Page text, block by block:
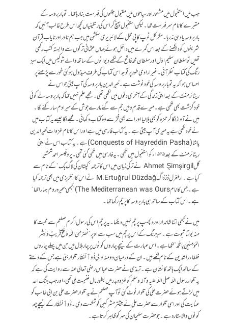
جب میں استنبول میں مشہور اور سیاحوں میں مقبول جگہوں کی فہرست بنا رہا تھا ۔ تو باربروسہ کے
مقبرے کا نام سر فہرست تھا ۔ لیکن استنبول پہنچ کر اس کی رنگینیاں کچھ اس طرح غالب آئیں کہ
باربروسہ یاد ہی نہ رہا ۔ مگر کل ٹوپ کاپی محل کے لائبریری سکشن میں جب ہم نادر اور نایاب قرآن
شریفوں کو دیکھنے کے بعد اس کمرے میں داخل ہوئے جہاں عثمانی ترکوں سے وابستہ کتب رکھی
تھیں تو سلطان سلیم اوّل اور سلطان محمد فاتح کے لکھے دیوانوں کے ساتھ والے شوکیس میں ایک سبز
رنگ کی کتاب نظر آئی ۔ غیر ارادی طور پر توجہ اس کتاب کی طرف مبذول ہو گئی غور سے پڑھنے پر
احساس ہوا کہ یہ تو باربروسہ کی خود نوشت ہے ۔ خیرالدین باربروسہ کی آپ بیتی جو اس نے
ریٹائرمنٹ کے بعد اپنی زندگی کے آخری دنوں میں لکھی تھی ۔ مجھے علم نہیں تھا کہ باربروسہ نے کوئی
خود گزشت بھی لکھی ہے ۔ میرے قدم وہیں جم سے گئے مارےجوش کے میرا دم سا رکنے لگا ۔
میں نے آواز لگا کر حمزہ کو بھی بلا لیا اور اسے بھی فخر سے وہ کتاب دکھائی۔ مجھے لگا جیسے یہ کتاب میں
نے خود لکھی ہے یہ میری آپ بیتی ہے۔ یہ کتاب فارسی میں ہے اور اس کانام غزوات خیرالدین
پاشا (Conquests of Hayreddin Pasha) ہے۔ یہ کتاب اس نے اپنی
ریٹائرمنٹ کے بعد ۱۵۴۵ء کو استنبول میں لکھی ۔ یہ فارسی میں لکھی گئی تھی ۔ پروفیسر احمد شمشیر
گل Ahmet Şimşirgil نے ترکی زبان میں اس کا ترجمہ ”کپتان کی لاگ بک“ کے نام سے
کیا ہے ۔ ارطغرل ڈزڈاگ M.Ertuğrul Düzdağ نے اس کا انگریزی میں بھی ترجمہ کیا
ہے ۔ جس کا نام The Mediterranean was Ours) ”کبھی بحیرہ روم ہمارا تھا“
ہے۔ اس کتاب کے ساتھ ہی باربروسہ کا پرچم رکھا تھا۔
میں نے کبھی اتنا شاندار اور دلچسپ پرچم نہیں دیکھا ۔ یہ پرچم اس کی رسول اکرم صلعم سے محبت کا
منہ بولتا ثبوت ہے ۔ سبز رنگ کے اس پرچم میں سب سے اوپر “نَصرٌ مِنَ اللَّـهِ وَفَتحٌ قَريبٌ وَبَشِّرِ
المُؤمِنينَ يَا مُحَمَّد” لکھا ہے ۔ اس عبارت کے نیچے چاروں کونوں پر چار ہلال ہیں جن میں پہلے چاروں
خلفاء راشدین کے نام لکھے ہیں ۔ ان کے درمیان دو منہ والی ذُو ٱلْفَقَار تلوار بنی ہے جس کے دستے
کے ساتھ ایک ہاتھ کا نشان ہے ۔ ترمذی نے حضرت عباس رضی تعالی عنہ سے روایت کی ہے کہ
یہ تلوار رسول اللّہ صلی اللّہ علیہ و آلہ وسلم کو غزوہ بدر میں بطور مال غنیمت ملی تھی، اور جب جنگ احد
میں لڑتے ہوئے حضرت علی کی تلوار ٹوٹ گئی تو آپ صلعم نے یہ تلوار حضرت علی بن ابی طالب کو
عنایت کی اور اسی تلوار سے حضرت علی نے بیشتر مشرکین کو شکست دی۔ ذُو ٱلْفَقَار کے نیچے چھ
کونوں والا ستارہ ہے ۔ جو حضرت سلیمان کی مہر کو ظاہر کرتا ہے ۔